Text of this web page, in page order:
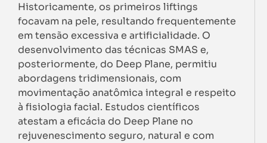
Historicamente, os primeiros liftings
focavam na pele, resultando frequentemente
em tensão excessiva e artificialidade. O
desenvolvimento das técnicas SMAS e,
posteriormente, do Deep Plane, permitiu
abordagens tridimensionais, com
movimentação anatômica integral e respeito
à fisiologia facial. Estudos científicos
atestam a eficácia do Deep Plane no
rejuvenescimento seguro, natural e com